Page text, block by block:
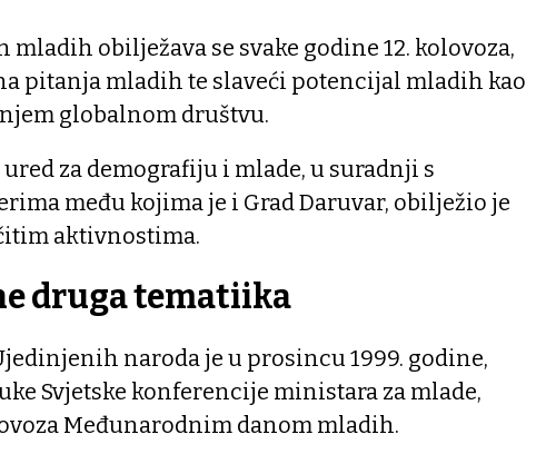
mladih obilježava se svake godine 12. kolovoza,
pitanja mladih te slaveći potencijal mladih kao
globalnom društvu.
za demografiju i mlade, u suradnji s
među kojima je i Grad Daruvar, obilježio je
aktivnostima.
druga tematiika
naroda je u prosincu 1999. godine,
Svjetske konferencije ministara za mlade,
Međunarodnim danom mladih.